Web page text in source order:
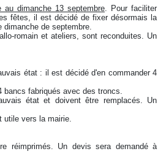
dimanche 13 septembre. Pour faciliter
fêtes, il est décidé de fixer désormais la
de septembre.
romain et ateliers, sont reconduites. Un
état : il est décidé d'en commander 4
bancs fabriqués avec des troncs.
état et doivent être remplacés. Un
utile vers la mairie.
réimprimés. Un devis sera demandé à